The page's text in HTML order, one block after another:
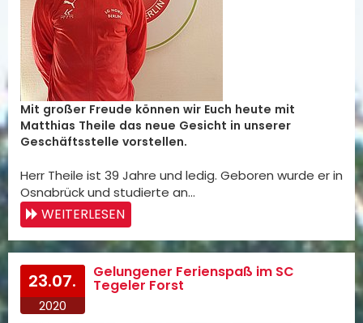
Mit großer Freude können wir Euch heute mit
Matthias Theile das neue Gesicht in unserer
Geschäftsstelle vorstellen.
Herr Theile ist 39 Jahre und ledig. Geboren wurde er in
Osnabrück und studierte an…
WEITERLESEN
23.07.
2020
Gelungener Ferienspaß im SC
Tegeler Forst